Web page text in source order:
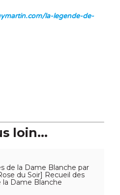
la-legende-de-
loin...
de la Dame Blanche par
du Soir] Recueil des
la Dame Blanche